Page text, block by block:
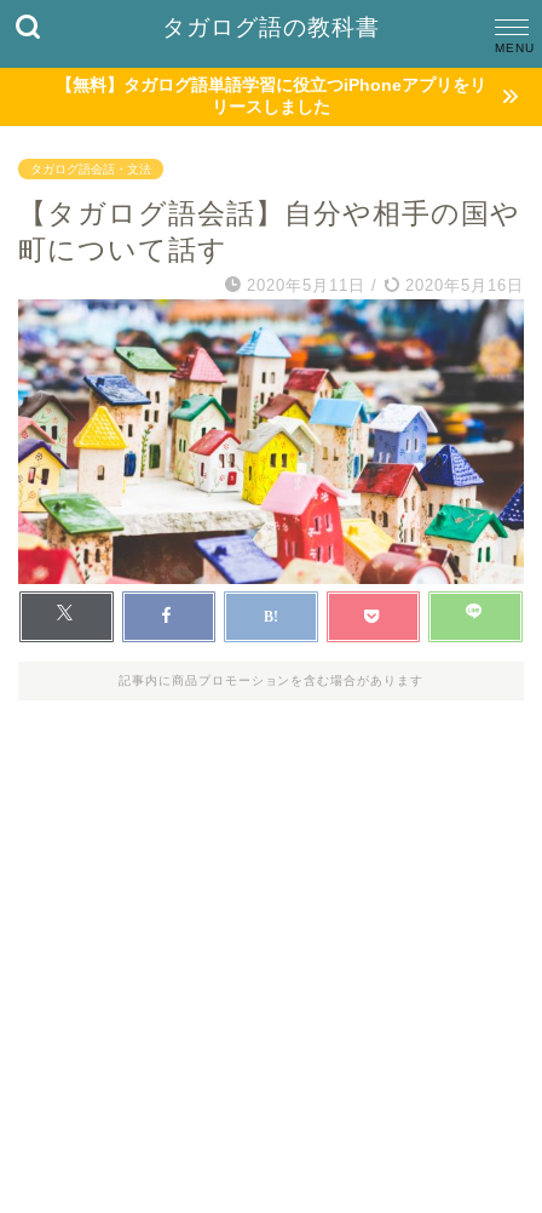
タガログ語の教科書
【無料】タガログ語単語学習に役立つiPhoneアプリをリ
リースしました
タガログ語会話・文法
【タガログ語会話】自分や相手の国や
町について話す
2020年5月11日 / 2020年5月16日
記事内に商品プロモーションを含む場合があります